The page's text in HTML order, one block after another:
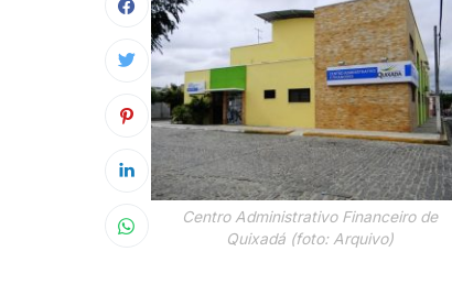
Centro Administrativo Financeiro de
Quixadá (foto: Arquivo)